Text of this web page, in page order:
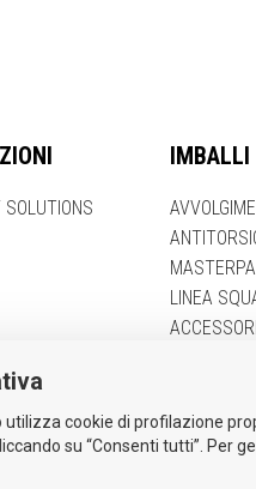
IMBALLI
LINEA
ACCESSORI
utilizza cookie di profilazione
su “Consenti tutti”. Per